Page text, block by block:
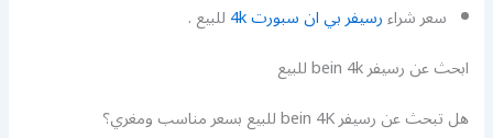
سعر شراءرسيفر بي ان سبورت 4k
للبيع .
ابحث عن رسيفر bein 4k للبيع
هل تبحث عن رسيفر bein 4K للبيع بسعر مناسب ومغري؟